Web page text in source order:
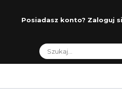
Posiadasz konto? Zaloguj